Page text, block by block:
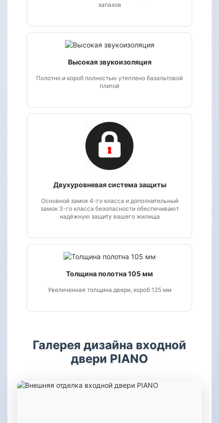
запахов
Высокая звукоизоляция
Полотно и короб полностью утеплено базальтовой
плитой
Двухуровневая система защиты
Основной замок 4-го класса и дополнительный
замок 3-го класса безопасности обеспечивают
надёжную защиту вашего жилища
Толщина полотна 105 мм
Увеличенная толщина двери, короб 125 мм
Галерея дизайна входной
двери PIANO